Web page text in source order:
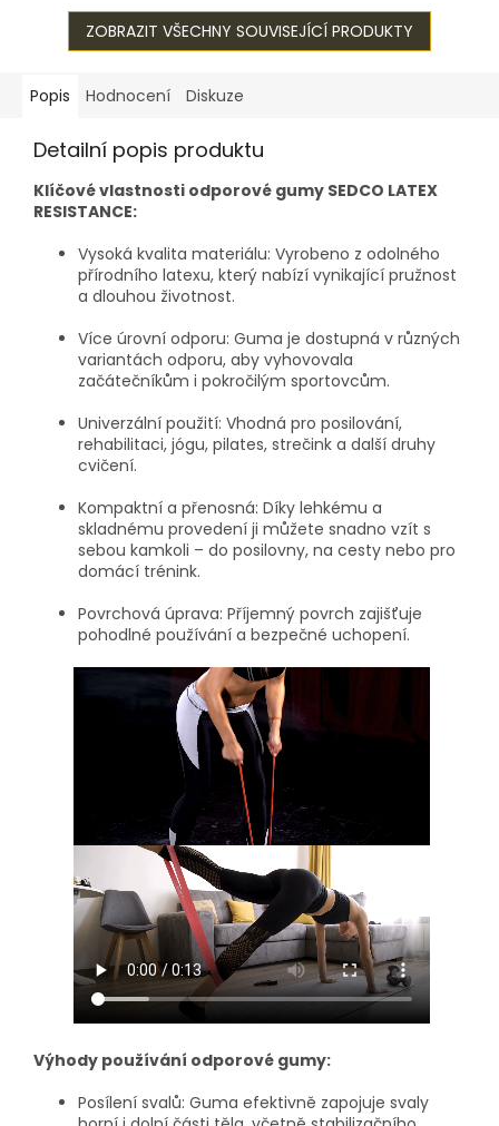
Šejkr má spolehlivý uzávěr
oběh a podpořit
regeneraci...
ZOBRAZIT VŠECHNY SOUVISEJÍCÍ PRODUKTY
Popis Hodnocení Diskuze
Detailní popis produktu
Klíčové vlastnosti odporové gumy SEDCO LATEX
RESISTANCE:
Vysoká kvalita materiálu: Vyrobeno z odolného
přírodního latexu, který nabízí vynikající pružnost
a dlouhou životnost.
Více úrovní odporu: Guma je dostupná v různých
variantách odporu, aby vyhovovala
začátečníkům i pokročilým sportovcům.
Univerzální použití: Vhodná pro posilování,
rehabilitaci, jógu, pilates, strečink a další druhy
cvičení.
Kompaktní a přenosná: Díky lehkému a
skladnému provedení ji můžete snadno vzít s
sebou kamkoli – do posilovny, na cesty nebo pro
domácí trénink.
Povrchová úprava: Příjemný povrch zajišťuje
pohodlné používání a bezpečné uchopení.
Výhody používání odporové gumy:
Posílení svalů: Guma efektivně zapojuje svaly